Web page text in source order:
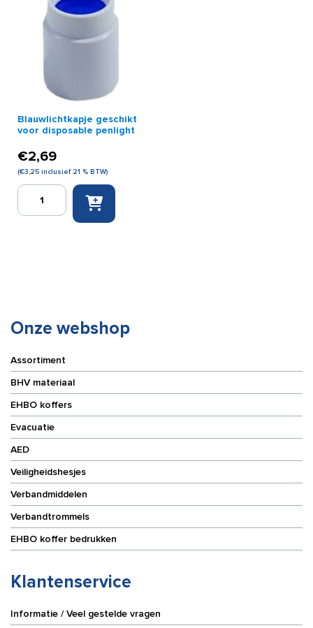
Blauwlichtkapje geschikt
voor disposable penlight
€2,69
(€3,25 inclusief 21 % BTW)
Blauwlichtkapje
geschikt
Onze webshop
Assortiment
BHV materiaal
EHBO koffers
Evacuatie
AED
Veiligheidshesjes
Verbandmiddelen
Verbandtrommels
EHBO koffer bedrukken
Klantenservice
Informatie / Veel gestelde vragen